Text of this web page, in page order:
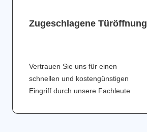
Zugeschlagene Türöffnung
Vertrauen Sie uns für einen
schnellen und kostengünstigen
Eingriff durch unsere Fachleute